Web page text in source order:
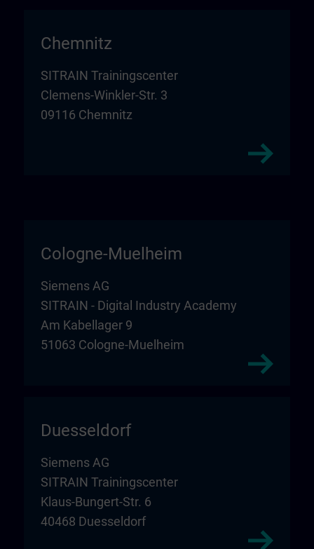
Chemnitz
SITRAIN Trainingscenter
Clemens-Winkler-Str. 3
09116 Chemnitz
Cologne-Muelheim
Siemens AG
SITRAIN - Digital Industry Academy
Am Kabellager 9
51063 Cologne-Muelheim
Duesseldorf
Siemens AG
SITRAIN Trainingscenter
Klaus-Bungert-Str. 6
40468 Duesseldorf